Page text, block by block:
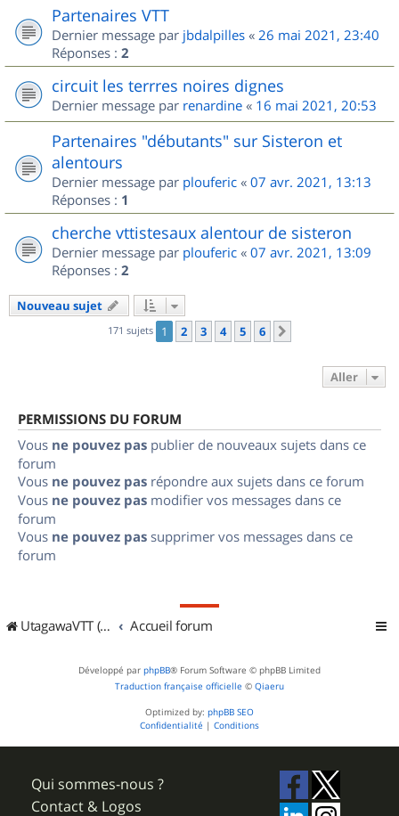
Partenaires VTT
Dernier message par jbdalpilles « 26 mai 2021, 23:40
Réponses : 2
circuit les terrres noires dignes
Dernier message par renardine « 16 mai 2021, 20:53
Partenaires "débutants" sur Sisteron et
alentours
Dernier message par plouferic « 07 avr. 2021, 13:13
Réponses : 1
cherche vttistesaux alentour de sisteron
Dernier message par plouferic « 07 avr. 2021, 13:09
Réponses : 2
Nouveau sujet
171 sujets 1 2 3 4 5 6
Aller
PERMISSIONS DU FORUM
Vous ne pouvez pas publier de nouveaux sujets dans ce
forum
Vous ne pouvez pas répondre aux sujets dans ce forum
Vous ne pouvez pas modifier vos messages dans ce
forum
Vous ne pouvez pas supprimer vos messages dans ce
forum
UtagawaVTT (Randos VTT et VTTAE avec traces GPS) Accueil forum
Développé par phpBB® Forum Software © phpBB Limited
Traduction française officielle © Qiaeru
Optimized by: phpBB SEO
Confidentialité | Conditions
Qui sommes-nous ?
Contact & Logos